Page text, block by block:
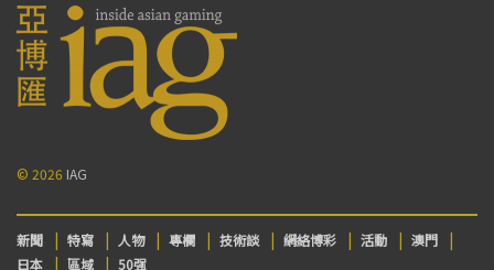
© 2026 IAG
新聞 特寫 人物 專欄 技術談 網絡博彩 活動
澳門
日本
區域 50强